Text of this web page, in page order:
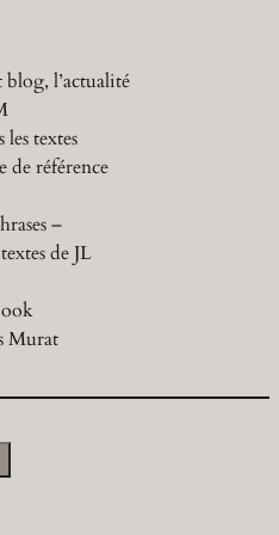
l’actualité
textes
de référence
–
de JL
Murat